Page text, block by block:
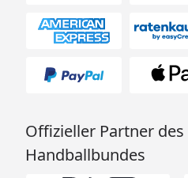
Offizieller Partner
Handballbundes